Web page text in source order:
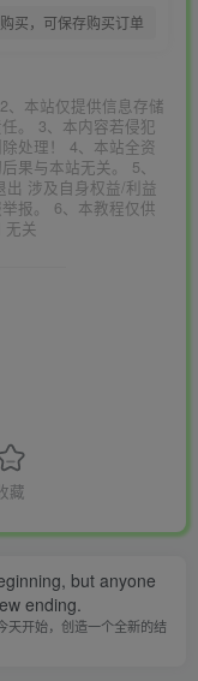
买，可保存购买订单
、本站仅提供信息存储
。 3、本内容若侵犯
处理！ 4、本站全资
果与本站无关。 5、
出 涉及自身权益/利益
报。 6、本教程仅供
无关
藏
but anyone
ending.
天开始，创造一个全新的结